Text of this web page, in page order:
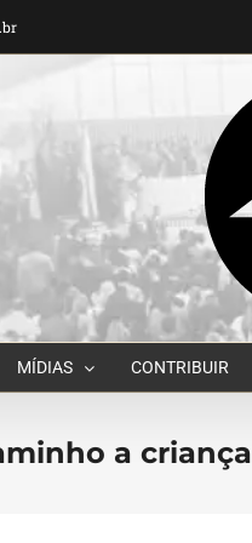
MÍDIAS CONTRIBUIR
a criança